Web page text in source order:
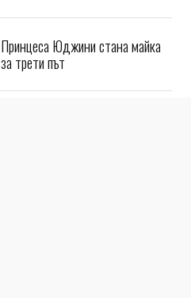
Принцеса Юджини стана майка
за трети път